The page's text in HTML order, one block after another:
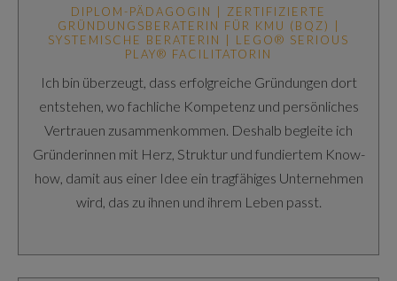
DIPLOM-PÄDAGOGIN | ZERTIFIZIERTE
GRÜNDUNGSBERATERIN FÜR KMU (BQZ) |
SYSTEMISCHE BERATERIN | LEGO® SERIOUS
PLAY® FACILITATORIN
Ich bin überzeugt, dass erfolgreiche Gründungen dort
entstehen, wo fachliche Kompetenz und persönliches
Vertrauen zusammenkommen. Deshalb begleite ich
Gründerinnen mit Herz, Struktur und fundiertem Know-
how, damit aus einer Idee ein tragfähiges Unternehmen
wird, das zu ihnen und ihrem Leben passt.